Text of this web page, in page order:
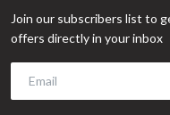
Join our subscribers list to
offers directly in your inbox